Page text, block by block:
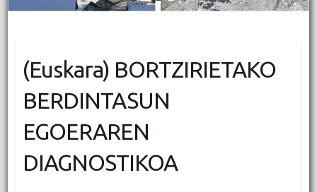
(Euskara) BORTZIRIETAKO
BERDINTASUN
EGOERAREN
DIAGNOSTIKOA